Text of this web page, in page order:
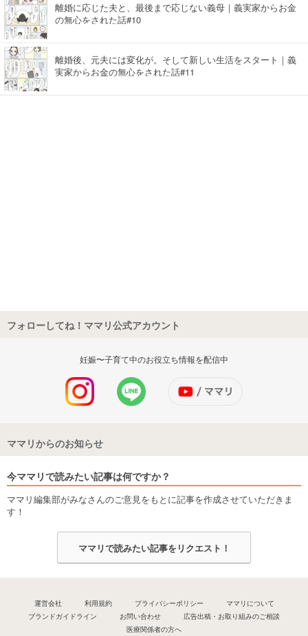
離婚に応じた夫と、最後まで応じない義母｜義実家からお金
の無心をされた話#10
離婚後、元夫には変化が。そして新しい生活をスタート｜義
実家からお金の無心をされた話#11
フォローしてね！ママリ公式アカウント
妊娠〜子育て中のお役立ち情報を配信中
ママリからのお知らせ
今ママリで読みたい記事は何ですか？
ママリ編集部がみなさんのご意見をもとに記事を作成させていただきま
す！
ママリで読みたい記事をリクエスト！
運営会社 利用規約 プライバシーポリシー
ママリについて
ブランドガイドライン
お問い合わせ
広告出稿・お取り組みのご相談
医療関係者の方へ